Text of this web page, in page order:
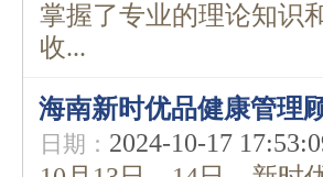
掌握了专业的理论知识
收...
海南新时优品健康管理
日期： 2024-10-17